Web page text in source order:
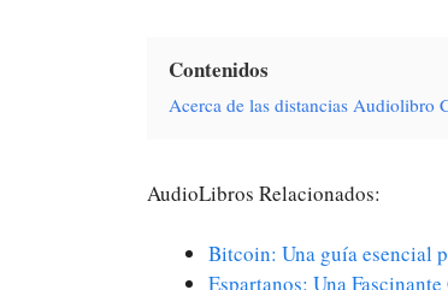
Contenidos
Acerca de las distancias Audiolibro
AudioLibros Relacionados:
Bitcoin: Una guía esencial
Espartanos: Una